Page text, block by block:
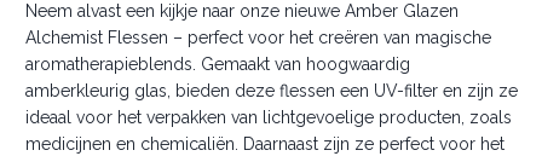
Neem alvast een kijkje naar onze nieuwe Amber Glazen
Alchemist Flessen – perfect voor het creëren van magische
aromatherapieblends. Gemaakt van hoogwaardig
amberkleurig glas, bieden deze flessen een UV-filter en zijn ze
ideaal voor het verpakken van lichtgevoelige producten, zoals
medicijnen en chemicaliën. Daarnaast zijn ze perfect voor het